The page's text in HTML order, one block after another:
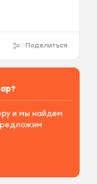
Поделиться
и мы найдем